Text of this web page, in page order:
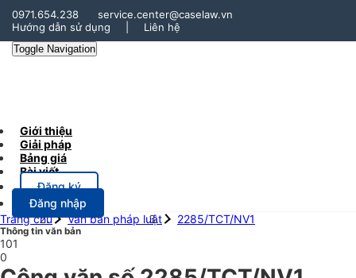
0971.654.238
service.center@caselaw.vn
Hướng dẫn sử dụng
Liên hệ
Toggle Navigation
Giới thiệu
Giải pháp
Bảng giá
Bài viết
Đăng ký
Đăng nhập
Trang chủ
Văn bản pháp luật 2285/TCT/NV1
Thông tin văn bản
101
0